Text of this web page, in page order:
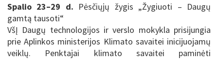
Spalio 23–29 d. Pėsčiųjų žygis „Žygiuoti – Daugų
gamtą tausoti“
VšĮ Daugų technologijos ir verslo mokykla prisijungia
prie Aplinkos ministerijos Klimato savaitei inicijuojamų
veiklų. Penktajai klimato savaitei paminėti